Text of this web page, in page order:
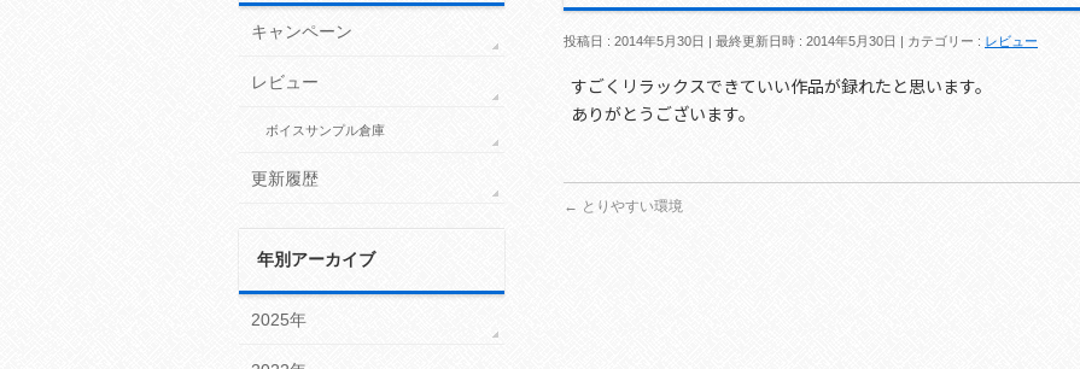
投稿日 : 2014年5月30日 最終更新日時 : 2014年5月30日 カテゴリー : レビュー
すごくリラックスできていい作品が録れたと思います。
ありがとうございます。
← とりやすい環境
キャンペーン
レビュー
ボイスサンプル倉庫
更新履歴
年別アーカイブ
2025年